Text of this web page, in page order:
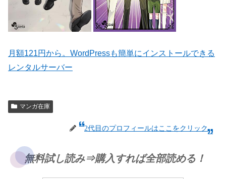
月額121円から。WordPressも簡単にインストールできる
レンタルサーバー
マンガ在庫
2代目のプロフィールはここをクリック
無料試し読み⇒購入すれば全部読める！